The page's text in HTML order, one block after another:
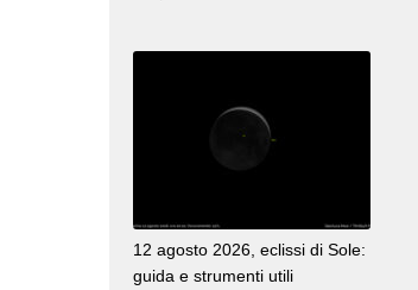
12 agosto 2026, eclissi di Sole:
guida e strumenti utili